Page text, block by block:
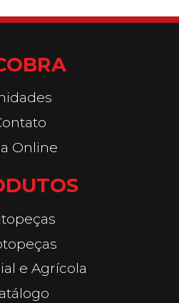
Online
e Agrícola